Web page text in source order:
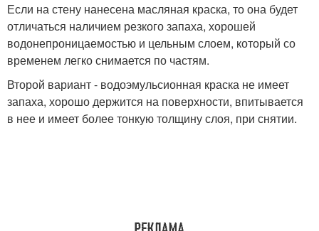
Если на стену нанесена масляная краска, то она будет
отличаться наличием резкого запаха, хорошей
водонепроницаемостью и цельным слоем, который со
временем легко снимается по частям.
Второй вариант - водоэмульсионная краска не имеет
запаха, хорошо держится на поверхности, впитывается
в нее и имеет более тонкую толщину слоя, при снятии.